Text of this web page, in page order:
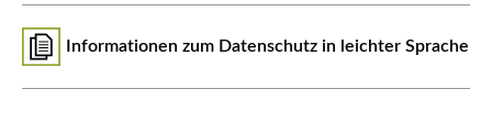
Informationen zum Datenschutz in leichter Sprache